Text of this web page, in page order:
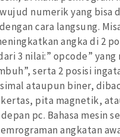
numerik yang bisa
cara langsung.
angka di 2
3 nilai:” opcode” yang
serta 2 posisi
ataupun biner,
pita magnetik,
pc. Bahasa mesin
angkatan